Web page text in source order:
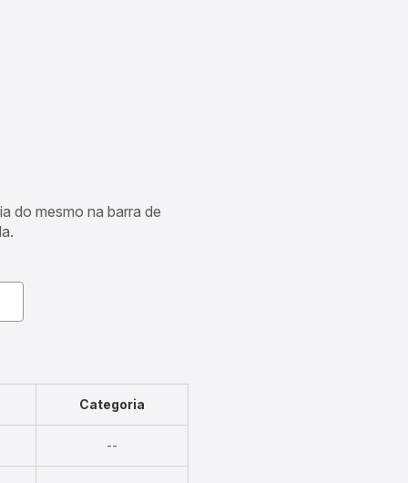
do mesmo na barra de
Categoria
--
disponível